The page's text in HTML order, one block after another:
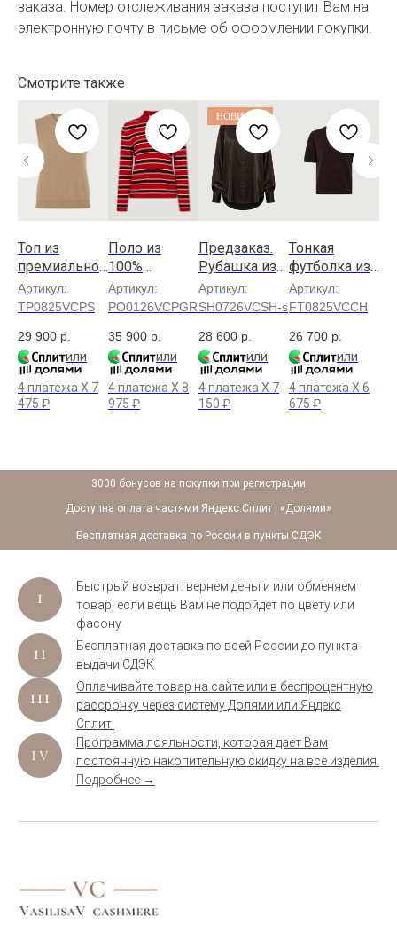
заказа. Номер отслеживания заказа поступит Вам на
электронную почту в письме об оформлении покупки.
Смотрите также
Топ из
премиальног
о гребенного
кашемира
Артикул:
TP0825VCPS
29 900 р.
или
4 платежа X 7
475 ₽
Поло из
100%
премиальног
о гребенного
Артикул:
PO0126VCPGRD
35 900 р.
или
4 платежа X 8
975 ₽
НОВИНКА
Предзаказ.
Рубашка из
шёлка и
лиоцелла
Артикул:
SH0726VCSH-s
28 600 р.
или
4 платежа X 7
150 ₽
Тонкая
футболка из
100%
кашемира
Артикул:
FT0825VCCH
26 700 р.
или
4 платежа X 6
675 ₽
3000 бонусов на покупки при регистрации
Доступна оплата частями Яндекс.Сплит | «Долями»
Бесплатная доставка по России в пункты СДЭК
Быстрый возврат: вернем деньги или обменяем
товар, если вещь Вам не подойдет по цвету или
фасону
Бесплатная доставка по всей России до пункта
выдачи СДЭК
Оплачивайте товар на сайте или в беспроцентную
рассрочку через систему Долями или Яндекс
Сплит.
Программа лояльности, которая дает Вам
постоянную накопительную скидку на все изделия.
Подробнее →